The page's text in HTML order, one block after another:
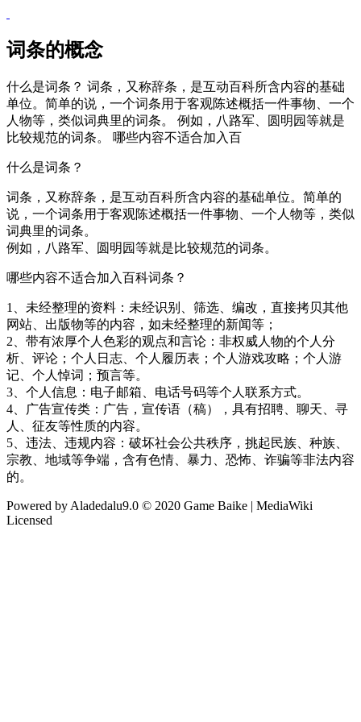
词条的概念
什么是词条？ 词条，又称辞条，是互动百科所含内容的基础
单位。简单的说，一个词条用于客观陈述概括一件事物、一个
人物等，类似词典里的词条。 例如，八路军、圆明园等就是
比较规范的词条。 哪些内容不适合加入百
什么是词条？
词条，又称辞条，是互动百科所含内容的基础单位。简单的
说，一个词条用于客观陈述概括一件事物、一个人物等，类似
词典里的词条。
例如，八路军、圆明园等就是比较规范的词条。
哪些内容不适合加入百科词条？
1、未经整理的资料：未经识别、筛选、编改，直接拷贝其他
网站、出版物等的内容，如未经整理的新闻等；
2、带有浓厚个人色彩的观点和言论：非权威人物的个人分
析、评论；个人日志、个人履历表；个人游戏攻略；个人游
记、个人悼词；预言等。
3、个人信息：电子邮箱、电话号码等个人联系方式。
4、广告宣传类：广告，宣传语（稿），具有招聘、聊天、寻
人、征友等性质的内容。
5、违法、违规内容：破坏社会公共秩序，挑起民族、种族、
宗教、地域等争端，含有色情、暴力、恐怖、诈骗等非法内容
的。
Powered by Aladedalu9.0 © 2020 Game Baike | MediaWiki
Licensed